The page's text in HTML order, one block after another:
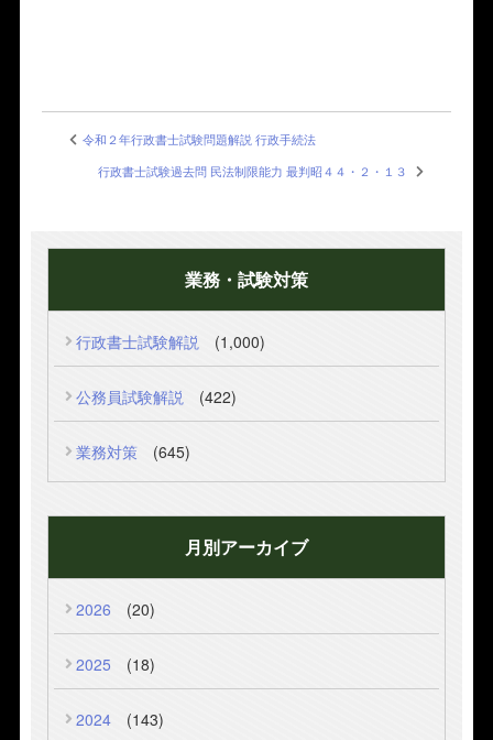
令和２年行政書士試験問題解説 行政手続法
行政書士試験過去問 民法制限能力 最判昭４４・２・１３
業務・試験対策
行政書士試験解説 (1,000)
公務員試験解説 (422)
業務対策 (645)
月別アーカイブ
2026 (20)
2025 (18)
2024 (143)